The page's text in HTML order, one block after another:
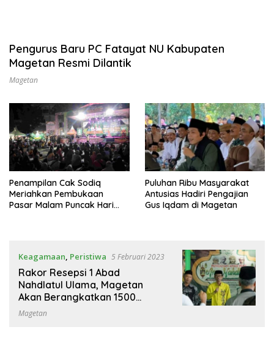
Pengurus Baru PC Fatayat NU Kabupaten
Magetan Resmi Dilantik
Magetan
Penampilan Cak Sodiq
Meriahkan Pembukaan
Pasar Malam Puncak Hari
Puluhan Ribu Masyarakat
Antusias Hadiri Pengajian
Gus Iqdam di Magetan
Keagamaan, Peristiwa 5 Februari 2023
Rakor Resepsi 1 Abad
Nahdlatul Ulama, Magetan
Akan Berangkatkan 1500
Peserta
Magetan